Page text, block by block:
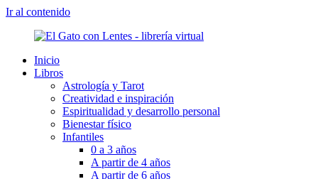
Ir al contenido
Inicio
Libros
Astrología y Tarot
Creatividad e inspiración
Espiritualidad y desarrollo personal
Bienestar físico
Infantiles
0 a 3 años
A partir de 4 años
A partir de 6 años